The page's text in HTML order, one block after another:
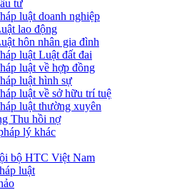
tư
luật doanh nghiệp
lao động
hôn nhân gia đình
luật Luật đất đai
luật về hợp đồng
luật hình sự
luật về sở hữu trí tuệ
luật thường xuyên
Thu hồi nợ
lý khác
bộ HTC Việt Nam
luật